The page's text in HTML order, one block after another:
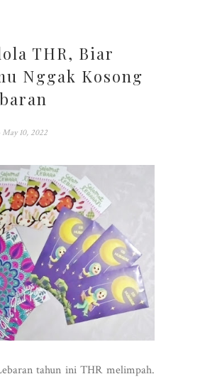
THR, Biar
Nggak Kosong
May 10, 2022
tahun ini THR melimpah.